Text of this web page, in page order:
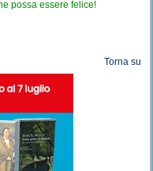
possa essere felice!
Torna su